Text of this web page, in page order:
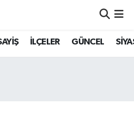
İLÇELER GÜNCEL